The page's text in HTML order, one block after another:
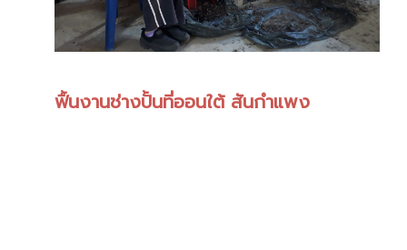
ฟื้นงานช่างปั้นที่ออนใต้ สันกำแพง